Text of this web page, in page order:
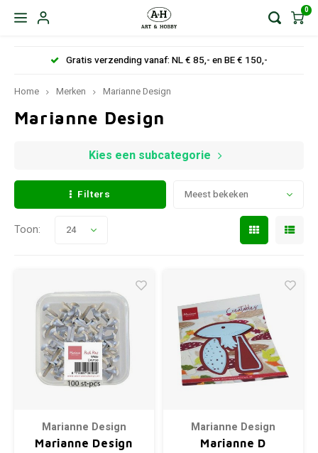
0
Gratis verzending vanaf: NL € 85,- en BE € 150,-
Home Merken Marianne Design
Marianne Design
Kies een subcategorie
Filters Meest bekeken
Toon: 24
Marianne Design
Marianne Design
Marianne Design
Marianne D